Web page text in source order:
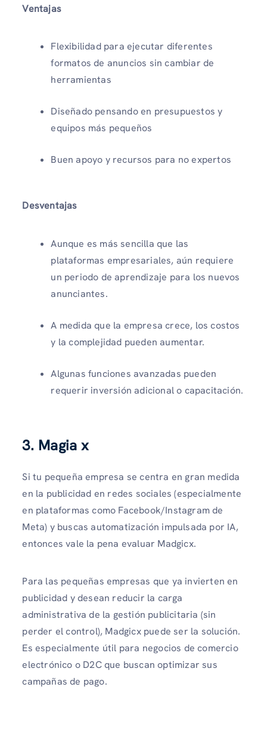
Ventajas
Flexibilidad para ejecutar diferentes
formatos de anuncios sin cambiar de
herramientas
Diseñado pensando en presupuestos y
equipos más pequeños
Buen apoyo y recursos para no expertos
Desventajas
Aunque es más sencilla que las
plataformas empresariales, aún requiere
un periodo de aprendizaje para los nuevos
anunciantes.
A medida que la empresa crece, los costos
y la complejidad pueden aumentar.
Algunas funciones avanzadas pueden
requerir inversión adicional o capacitación.
3. Magia x
Si tu pequeña empresa se centra en gran medida
en la publicidad en redes sociales (especialmente
en plataformas como Facebook/Instagram de
Meta) y buscas automatización impulsada por IA,
entonces vale la pena evaluar Madgicx.
Para las pequeñas empresas que ya invierten en
publicidad y desean reducir la carga
administrativa de la gestión publicitaria (sin
perder el control), Madgicx puede ser la solución.
Es especialmente útil para negocios de comercio
electrónico o D2C que buscan optimizar sus
campañas de pago.